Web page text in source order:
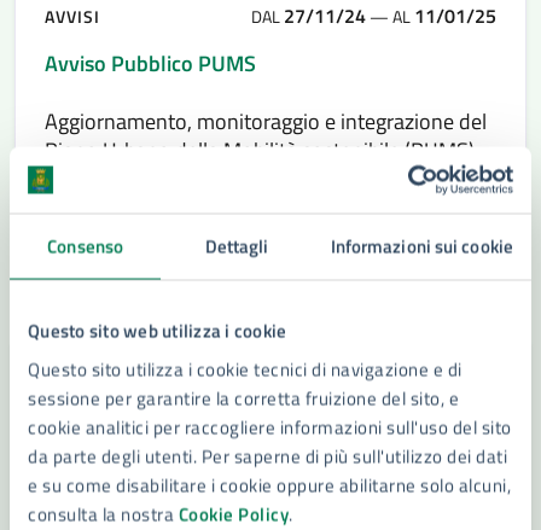
Consenso Dettagli Informazioni sui cookie
Questo sito web utilizza i cookie
Questo sito utilizza i cookie tecnici di navigazione e di
sessione per garantire la corretta fruizione del sito, e
cookie analitici per raccogliere informazioni sull'uso del sito
da parte degli utenti. Per saperne di più sull'utilizzo dei dati
e su come disabilitare i cookie oppure abilitarne solo alcuni,
consulta la nostraCookie Policy.
AVVISI DAL27/11/24—AL11/01/25
Avviso Pubblico PUMS
Aggiornamento, monitoraggio e integrazione del
Piano Urbano della Mobilità sostenibile (PUMS)
comprensivo dei piani di settore ad esso
relativa (VAS) e della VINCA